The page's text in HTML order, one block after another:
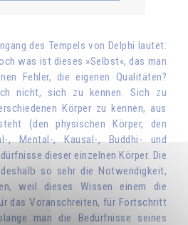
des Tempels von Delphi lautet:
was ist dieses »Selbst«, das man
Fehler, die eigenen Qualitäten?
nicht, sich zu kennen. Sich zu
Körper zu kennen, aus
(den physischen Körper, den
, Mental-, Kausal-, Buddhi- und
dieser einzelnen Körper. Die
so sehr die Notwendigkeit,
weil dieses Wissen einem die
das Voranschreiten, für Fortschritt
man die Bedürfnisse seines